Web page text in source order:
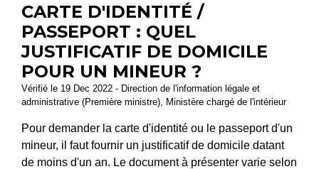
CARTE D'IDENTITÉ /
PASSEPORT : QUEL
JUSTIFICATIF DE DOMICILE
POUR UN MINEUR ?
Vérifié le 19 Dec 2022 - Direction de l'information légale et
administrative (Première ministre), Ministère chargé de l'intérieur
Pour demander la carte d'identité ou le passeport d'un
mineur, il faut fournir un justificatif de domicile datant
de moins d'un an. Le document à présenter varie selon